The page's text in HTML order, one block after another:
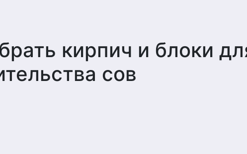
кирпич и блоки
сов